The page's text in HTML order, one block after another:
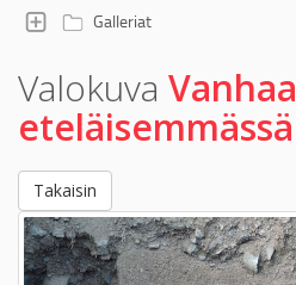
Galleriat
Valokuva
Takaisin